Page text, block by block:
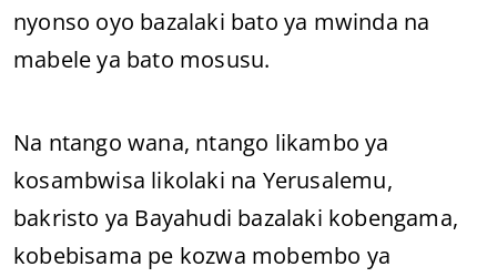
nyonso oyo bazalaki bato ya mwinda na
mabele ya bato mosusu.
Na ntango wana, ntango likambo ya
kosambwisa likolaki na Yerusalemu,
bakristo ya Bayahudi bazalaki kobengama,
kobebisama pe kozwa mobembo ya